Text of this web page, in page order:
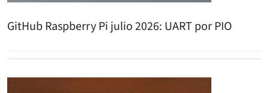
GitHub Raspberry Pi julio 2026: UART por PIO